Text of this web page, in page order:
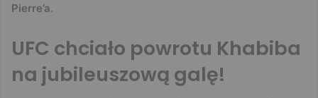
Pierre’a.
UFC chciało powrotu Khabiba
na jubileuszową galę!